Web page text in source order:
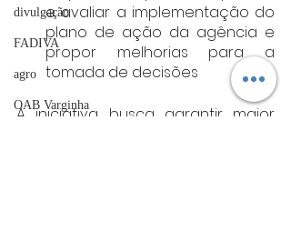
divulgação
FADIVA
agro
OAB Varginha
e avaliar a implementação do
plano de ação da agência e
propor melhorias para a
tomada de decisões
A iniciativa busca garantir maior